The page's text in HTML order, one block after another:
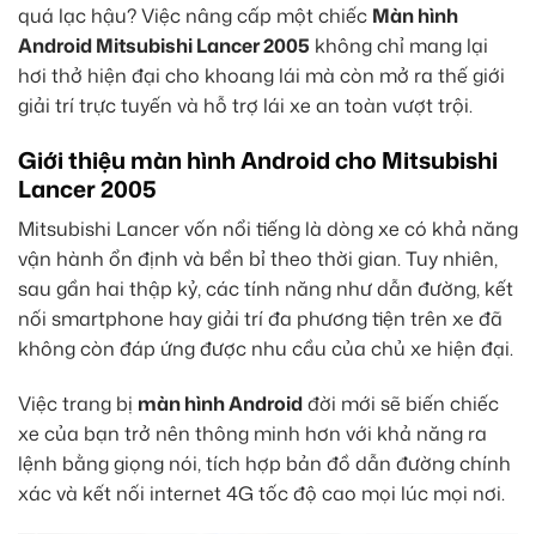
quá lạc hậu? Việc nâng cấp một chiếc Màn hình
Android Mitsubishi Lancer 2005 không chỉ mang lại
hơi thở hiện đại cho khoang lái mà còn mở ra thế giới
giải trí trực tuyến và hỗ trợ lái xe an toàn vượt trội.
Giới thiệu màn hình Android cho Mitsubishi
Lancer 2005
Mitsubishi Lancer vốn nổi tiếng là dòng xe có khả năng
vận hành ổn định và bền bỉ theo thời gian. Tuy nhiên,
sau gần hai thập kỷ, các tính năng như dẫn đường, kết
nối smartphone hay giải trí đa phương tiện trên xe đã
không còn đáp ứng được nhu cầu của chủ xe hiện đại.
Việc trang bị màn hình Androidđời mới sẽ biến chiếc
xe của bạn trở nên thông minh hơn với khả năng ra
lệnh bằng giọng nói, tích hợp bản đồ dẫn đường chính
xác và kết nối internet 4G tốc độ cao mọi lúc mọi nơi.